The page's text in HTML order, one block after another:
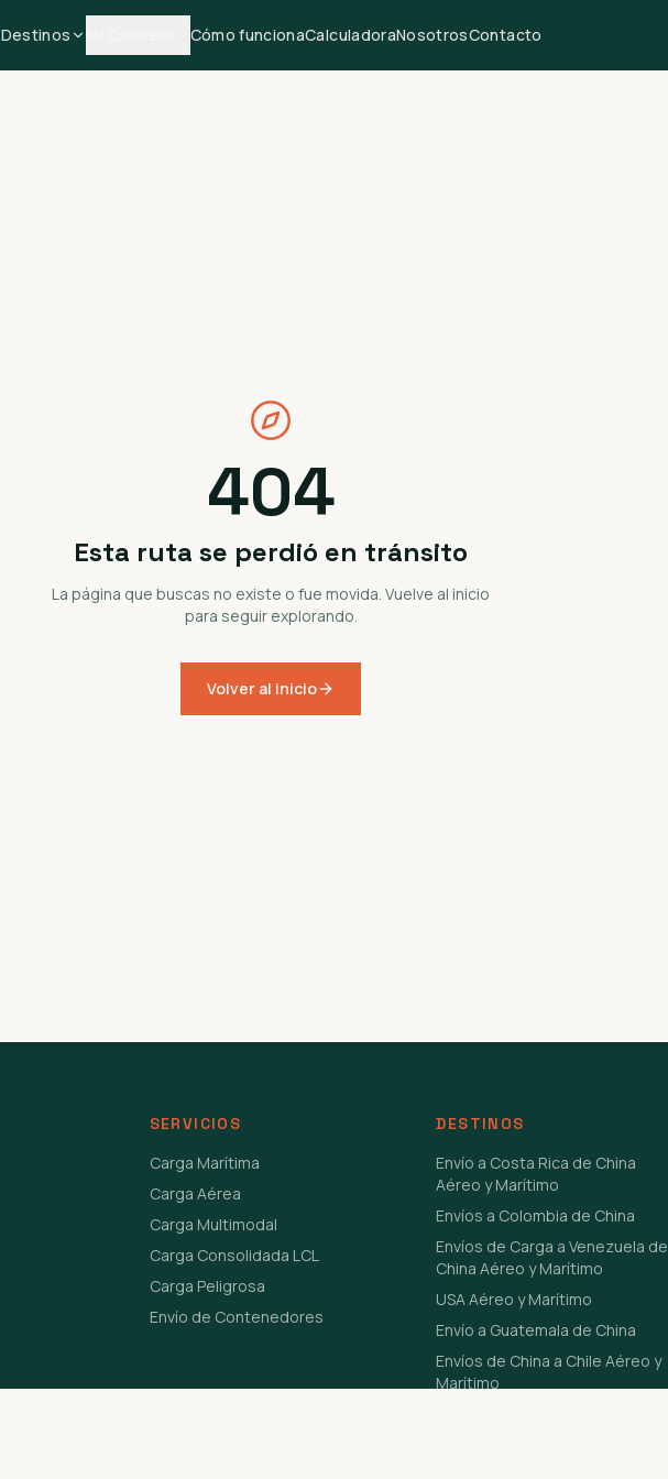
Destinos Cómo funcionaCalculadoraNosotrosContacto
404
Esta ruta se perdió en tránsito
La página que buscas no existe o fue movida. Vuelve al inicio
para seguir explorando.
Volver al inicio
SERVICIOS
Carga Marítima
Carga Aérea
Carga Multimodal
Carga Consolidada LCL
Carga Peligrosa
Envío de Contenedores
DESTINOS
Envío a Costa Rica de China
Aéreo y Marítimo
Envíos a Colombia de China
Envíos de Carga a Venezuela de
China Aéreo y Marítimo
USA Aéreo y Marítimo
Envío a Guatemala de China
Envíos de China a Chile Aéreo y
Marítimo